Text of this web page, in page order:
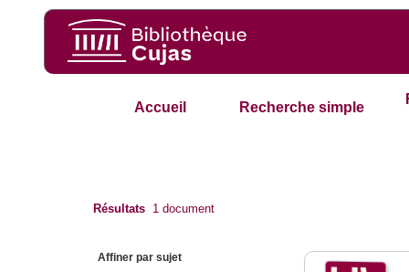
Accueil Recherche simple
Résultats 1 document
Affiner par sujet